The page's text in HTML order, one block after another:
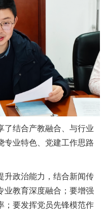
结合产教融合、与行业
专业特色、党建工作思路
政治能力，结合新闻传
业教育深度融合；要增强
；要发挥党员先锋模范作